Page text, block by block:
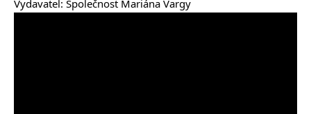
Vydavatel: Společnost Mariána Vargy